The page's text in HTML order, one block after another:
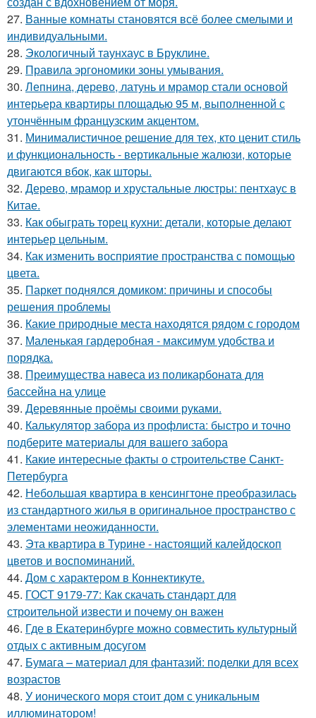
27. Ванные комнаты становятся всё более смелыми и
индивидуальными.
28. Экологичный таунхаус в Бруклине.
29. Правила эргономики зоны умывания.
30. Лепнина, дерево, латунь и мрамор стали основой
интерьера квартиры площадью 95 м, выполненной с
утончённым французским акцентом.
31. Минималистичное решение для тех, кто ценит стиль
и функциональность - вертикальные жалюзи, которые
двигаются вбок, как шторы.
32. Дерево, мрамор и хрустальные люстры: пентхаус в
Китае.
33. Как обыграть торец кухни: детали, которые делают
интерьер цельным.
34. Как изменить восприятие пространства с помощью
цвета.
35. Паркет поднялся домиком: причины и способы
решения проблемы
36. Какие природные места находятся рядом с городом
37. Маленькая гардеробная - максимум удобства и
порядка.
38. Преимущества навеса из поликарбоната для
бассейна на улице
39. Деревянные проёмы своими руками.
40. Калькулятор забора из профлиста: быстро и точно
подберите материалы для вашего забора
41. Какие интересные факты о строительстве Санкт-
Петербурга
42. Небольшая квартира в кенсингтоне преобразилась
из стандартного жилья в оригинальное пространство с
элементами неожиданности.
43. Эта квартира в Турине - настоящий калейдоскоп
цветов и воспоминаний.
44. Дом с характером в Коннектикуте.
45. ГОСТ 9179-77: Как скачать стандарт для
строительной извести и почему он важен
46. Где в Екатеринбурге можно совместить культурный
отдых с активным досугом
47. Бумага – материал для фантазий: поделки для всех
возрастов
48. У ионического моря стоит дом с уникальным
иллюминатором!